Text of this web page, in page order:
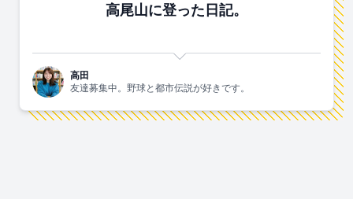
高尾山に登った日記。
高田
友達募集中。野球と都市伝説が好きです。